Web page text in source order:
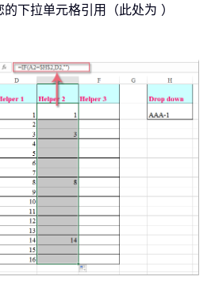
下拉单元格引用（此处为 ）